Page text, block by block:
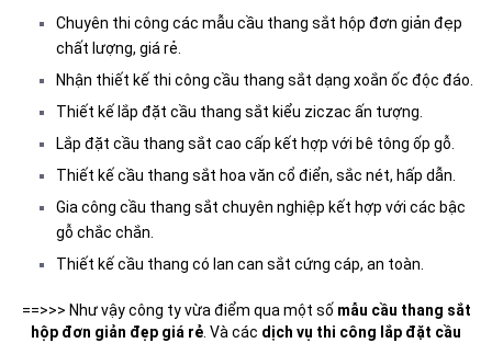
Chuyên thi công các mẫu cầu thang sắt hộp đơn giản đẹp
chất lượng, giá rẻ.
Nhận thiết kế thi công cầu thang sắt dạng xoắn ốc độc đáo.
Thiết kế lắp đặt cầu thang sắt kiểu ziczac ấn tượng.
Lắp đặt cầu thang sắt cao cấp kết hợp với bê tông ốp gỗ.
Thiết kế cầu thang sắt hoa văn cổ điển, sắc nét, hấp dẫn.
Gia công cầu thang sắt chuyên nghiệp kết hợp với các bậc
gỗ chắc chắn.
Thiết kế cầu thang có lan can sắt cứng cáp, an toàn.
==>>> Như vậy công ty vừa điểm qua một số mẫu cầu thang sắt
hộp đơn giản đẹp giá rẻ . Và các dịch vụ thi công lắp đặt cầu